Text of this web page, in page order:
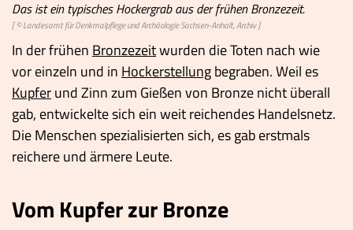
Museen
Das ist ein typisches Hockergrab aus der frühen Bronzezeit.
[ © Landesamt für Denkmalpflege und Archäologie Sachsen-Anhalt, Archiv ]
In der frühen Bronzezeitwurden die Toten nach wie
vor einzeln und in Hockerstellungbegraben. Weil es
Kupferund Zinn zum Gießen von Bronze nicht überall
gab, entwickelte sich ein weit reichendes Handelsnetz.
Die Menschen spezialisierten sich, es gab erstmals
reichere und ärmere Leute.
Vom Kupfer zur Bronze